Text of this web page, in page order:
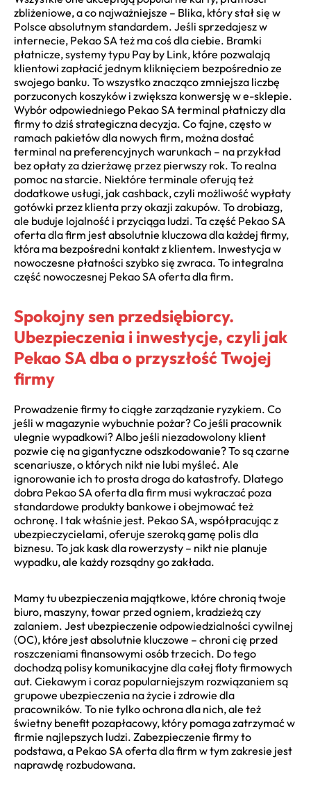
zbliżeniowe, a co najważniejsze – Blika, który stał się w
Polsce absolutnym standardem. Jeśli sprzedajesz w
internecie, Pekao SA też ma coś dla ciebie. Bramki
płatnicze, systemy typu Pay by Link, które pozwalają
klientowi zapłacić jednym kliknięciem bezpośrednio ze
swojego banku. To wszystko znacząco zmniejsza liczbę
porzuconych koszyków i zwiększa konwersję w e-sklepie.
Wybór odpowiedniego Pekao SA terminal płatniczy dla
firmy to dziś strategiczna decyzja. Co fajne, często w
ramach pakietów dla nowych firm, można dostać
terminal na preferencyjnych warunkach – na przykład
bez opłaty za dzierżawę przez pierwszy rok. To realna
pomoc na starcie. Niektóre terminale oferują też
dodatkowe usługi, jak cashback, czyli możliwość wypłaty
gotówki przez klienta przy okazji zakupów. To drobiazg,
ale buduje lojalność i przyciąga ludzi. Ta część Pekao SA
oferta dla firm jest absolutnie kluczowa dla każdej firmy,
która ma bezpośredni kontakt z klientem. Inwestycja w
nowoczesne płatności szybko się zwraca. To integralna
część nowoczesnej Pekao SA oferta dla firm.
Spokojny sen przedsiębiorcy.
Ubezpieczenia i inwestycje, czyli jak
Pekao SA dba o przyszłość Twojej
firmy
Prowadzenie firmy to ciągłe zarządzanie ryzykiem. Co
jeśli w magazynie wybuchnie pożar? Co jeśli pracownik
ulegnie wypadkowi? Albo jeśli niezadowolony klient
pozwie cię na gigantyczne odszkodowanie? To są czarne
scenariusze, o których nikt nie lubi myśleć. Ale
ignorowanie ich to prosta droga do katastrofy. Dlatego
dobra Pekao SA oferta dla firm musi wykraczać poza
standardowe produkty bankowe i obejmować też
ochronę. I tak właśnie jest. Pekao SA, współpracując z
ubezpieczycielami, oferuje szeroką gamę polis dla
biznesu. To jak kask dla rowerzysty – nikt nie planuje
wypadku, ale każdy rozsądny go zakłada.
Mamy tu ubezpieczenia majątkowe, które chronią twoje
biuro, maszyny, towar przed ogniem, kradzieżą czy
zalaniem. Jest ubezpieczenie odpowiedzialności cywilnej
(OC), które jest absolutnie kluczowe – chroni cię przed
roszczeniami finansowymi osób trzecich. Do tego
dochodzą polisy komunikacyjne dla całej floty firmowych
aut. Ciekawym i coraz popularniejszym rozwiązaniem są
grupowe ubezpieczenia na życie i zdrowie dla
pracowników. To nie tylko ochrona dla nich, ale też
świetny benefit pozapłacowy, który pomaga zatrzymać w
firmie najlepszych ludzi. Zabezpieczenie firmy to
podstawa, a Pekao SA oferta dla firm w tym zakresie jest
naprawdę rozbudowana.